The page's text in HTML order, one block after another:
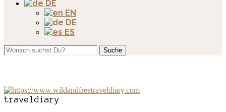
DE
EN
DE
ES
Suche
traveldiary